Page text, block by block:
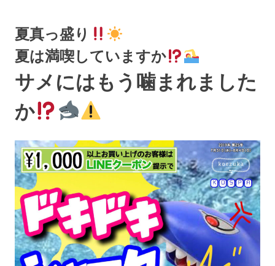
夏真っ盛り
夏は満喫していますか
サメにはもう噛まれました
か